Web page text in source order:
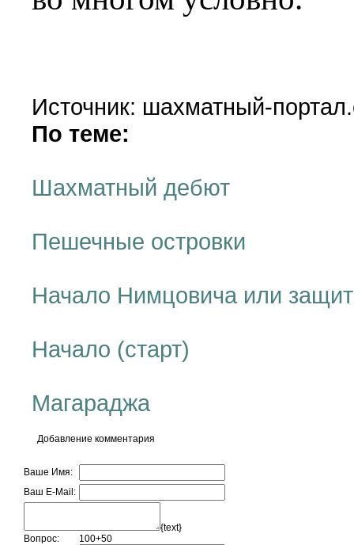
Источник: шахматный-
По теме:
Шахматный дебют
Пешечные островки
Начало Нимцовича или
Начало (старт)
Магараджа
Добавление комментария
Ваше Имя:
Ваш E-Mail:
{text}
Вопрос:
100+50